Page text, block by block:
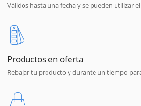
Válidos hasta una fecha y se pueden utilizar
Productos en oferta
Rebajar tu producto y durante un tiempo